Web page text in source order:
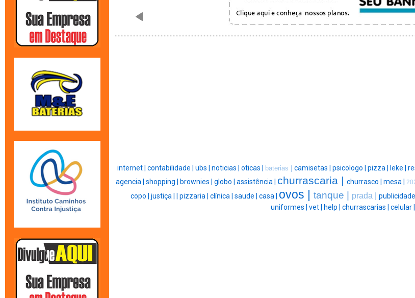
internet | contabilidade | ubs | noticias | oticas | baterias | camisetas | psicologo | pizza | leke |
agencia | shopping | brownies | globo | assistência | churrascaria | churrasco | mesa |
copo | justiça | pizzaria | clínica | saude | casa | ovos | tanque | prada | publicidade
uniformes | vet | help | churrascarias | celular |